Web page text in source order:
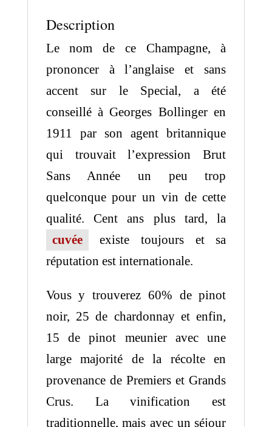
Description
Le nom de ce Champagne, à
prononcer à l’anglaise et sans
accent sur le Special, a été
conseillé à Georges Bollinger en
1911 par son agent britannique
qui trouvait l’expression Brut
Sans Année un peu trop
quelconque pour un vin de cette
qualité. Cent ans plus tard, la
cuvée
existe toujours et sa
réputation est internationale.
Vous y trouverez 60% de pinot
noir, 25 de chardonnay et enfin,
15 de pinot meunier avec une
large majorité de la récolte en
provenance de Premiers et Grands
Crus. La vinification est
traditionnelle, mais avec un séjour